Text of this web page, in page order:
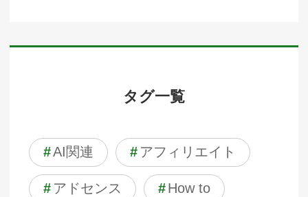
タグ一覧
#AI関連 # アフィリエイト
# アドセンス #How to